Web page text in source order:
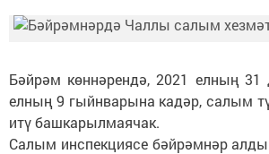
Бәйрәм көннәрендә, 2021 елның 31
елның 9 гыйнварына кадәр, салым
итү башкарылмаячак.
Салым инспекциясе бәйрәмнәр